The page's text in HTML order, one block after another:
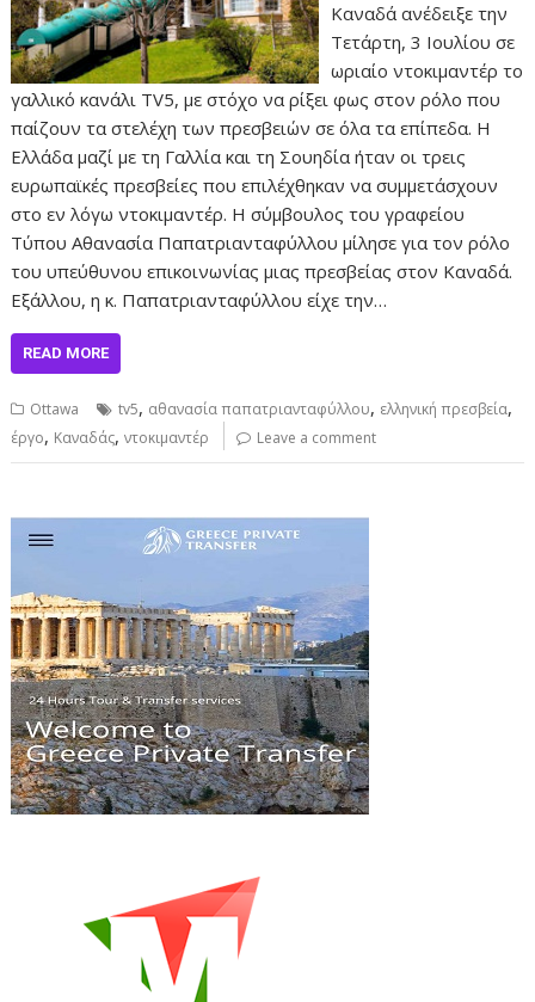
Καναδά ανέδειξε την
Τετάρτη, 3 Ιουλίου σε
ωριαίο ντοκιμαντέρ το
γαλλικό κανάλι TV5, με στόχο να ρίξει φως στον ρόλο που
παίζουν τα στελέχη των πρεσβειών σε όλα τα επίπεδα. Η
Ελλάδα μαζί με τη Γαλλία και τη Σουηδία ήταν οι τρεις
ευρωπαϊκές πρεσβείες που επιλέχθηκαν να συμμετάσχουν
στο εν λόγω ντοκιμαντέρ. Η σύμβουλος του γραφείου
Τύπου Αθανασία Παπατριανταφύλλου μίλησε για τον ρόλο
του υπεύθυνου επικοινωνίας μιας πρεσβείας στον Καναδά.
Εξάλλου, η κ. Παπατριανταφύλλου είχε την…
READ MORE
Ottawa tv5, αθανασία παπατριανταφύλλου, ελληνική πρεσβεία,
έργο, Καναδάς,ντοκιμαντέρ Leave a comment